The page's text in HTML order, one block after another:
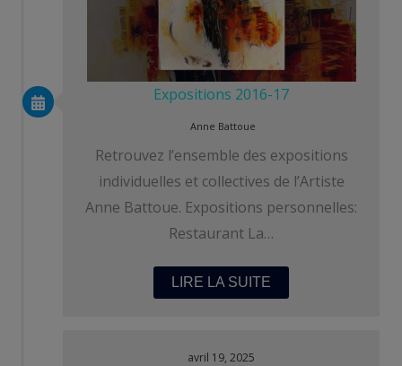
Expositions 2016-17
Anne Battoue
Retrouvez l’ensemble des expositions
individuelles et collectives de l’Artiste
Anne Battoue. Expositions personnelles:
Restaurant La…
LIRE LA SUITE
avril 19, 2025